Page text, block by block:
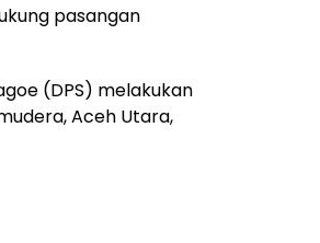
pasangan
(DPS) melakukan
Aceh Utara,